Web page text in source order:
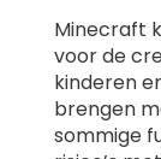
Minecraft
voor de
kinderen
brengen
sommige